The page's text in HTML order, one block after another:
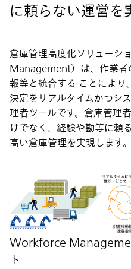
に頼らない運営を
倉庫管理高度化ソリューシ
Management）は、作業者
報等と統合する ことにより
決定をリアルタイムかつシ
理者ツールです。倉庫管理
けでなく、経験や勘等に頼
高い倉庫管理を実現します。
Workforce
ト